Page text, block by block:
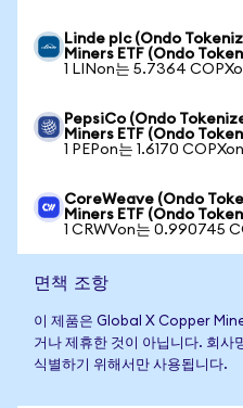
Linde plc (Ondo
Miners ETF (Ondo
1 LINon는 5.7364
PepsiCo (Ondo
Miners ETF (Ondo
1 PEPon는 1.6170
CoreWeave (Ondo
Miners ETF (Ondo
1 CRWVon는 0.990745
면책 조항
이 제품은 Global X Copper
거나 제휴한 것이 아닙니다. 회사
식별하기 위해서만 사용됩니다.